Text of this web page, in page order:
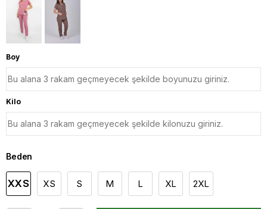
Boy
Kilo
Beden
XXS XS S M L XL 2XL